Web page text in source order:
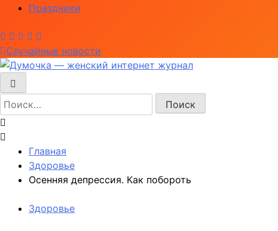
Праздники
Случайные новости
Думочка — женский интернет журнал
женский интернет журнал — мода, рецепты красоты,
Найти:
Главная
Здоровье
Осенняя депрессия. Как побороть
Здоровье